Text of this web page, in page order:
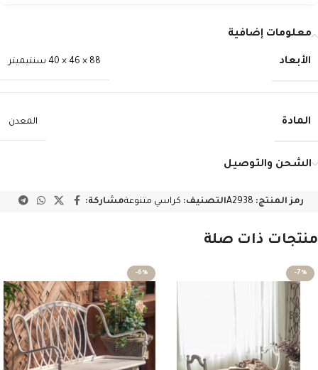
معلومات إضافية
الأبعاد 88 × 46 × 40 سنتيميتر
المادة المعدن
الشحن والتوصيل
رمز المنتج: A2938التصنيف: كراسي متنوعةمشاركة:
منتجات ذات صلة
-7%
-6%